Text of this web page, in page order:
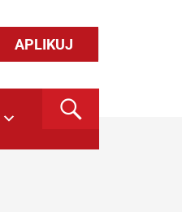
APLIKUJ